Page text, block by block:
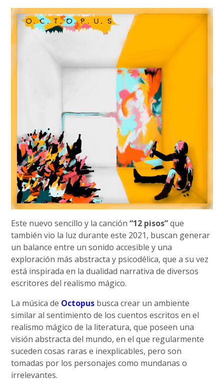
Este nuevo sencillo y la canción“12 pisos”que
también vio la luz durante este 2021, buscan generar
un balance entre un sonido accesible y una
exploración más abstracta y psicodélica, que a su vez
está inspirada en la dualidad narrativa de diversos
escritores del realismo mágico.
La música de Octopus busca crear un ambiente
similar al sentimiento de los cuentos escritos en el
realismo mágico de la literatura, que poseen una
visión abstracta del mundo, en el que regularmente
suceden cosas raras e inexplicables, pero son
tomadas por los personajes como mundanas o
irrelevantes.